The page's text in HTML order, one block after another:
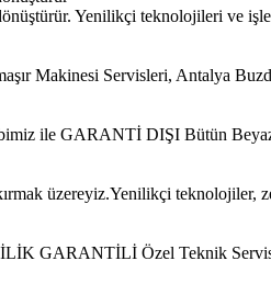
Yenilikçi teknolojileri ve
Makinesi Servisleri, Antalya
ile GARANTİ DIŞI Bütün
üzereyiz.Yenilikçi teknolojiler,
GARANTİLİ Özel Teknik